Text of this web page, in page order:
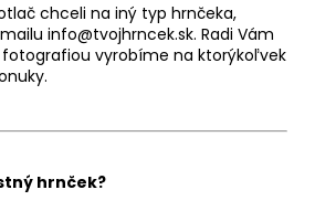
chceli na iný typ hrnčeka,
info@tvojhrncek.sk. Radi Vám
vyrobíme na ktorýkoľvek
hrnček?